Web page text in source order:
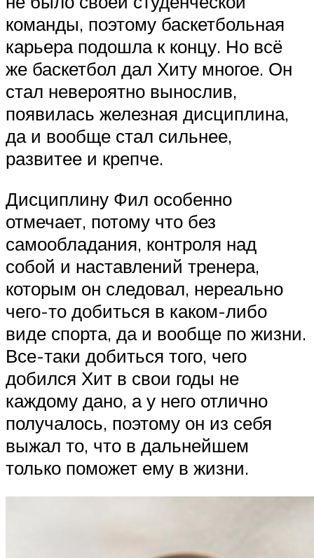
команды, поэтому баскетбольная
карьера подошла к концу. Но всё
же баскетбол дал Хиту многое. Он
стал невероятно вынослив,
появилась железная дисциплина,
да и вообще стал сильнее,
развитее и крепче.
Дисциплину Фил особенно
отмечает, потому что без
самообладания, контроля над
собой и наставлений тренера,
которым он следовал, нереально
чего-то добиться в каком-либо
виде спорта, да и вообще по жизни.
Все-таки добиться того, чего
добился Хит в свои годы не
каждому дано, а у него отлично
получалось, поэтому он из себя
выжал то, что в дальнейшем
только поможет ему в жизни.